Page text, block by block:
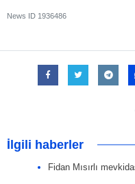
News ID 1936486
İlgili haberler
Fidan Mısırlı